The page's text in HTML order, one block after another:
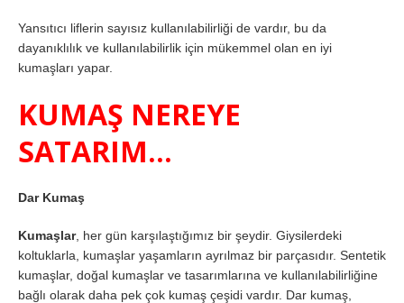
Yansıtıcı liflerin sayısız kullanılabilirliği de vardır, bu da
dayanıklılık ve kullanılabilirlik için mükemmel olan en iyi
kumaşları yapar.
KUMAŞ NEREYE
SATARIM…
Dar Kumaş
Kumaşlar, her gün karşılaştığımız bir şeydir. Giysilerdeki
koltuklarla, kumaşlar yaşamların ayrılmaz bir parçasıdır. Sentetik
kumaşlar, doğal kumaşlar ve tasarımlarına ve kullanılabilirliğine
bağlı olarak daha pek çok kumaş çeşidi vardır. Dar kumaş,